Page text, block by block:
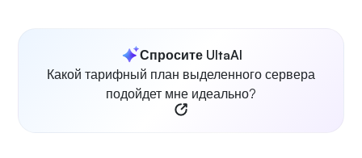
Спросите UltaAI
Какой тарифный план выделенного сервера
подойдет мне идеально?